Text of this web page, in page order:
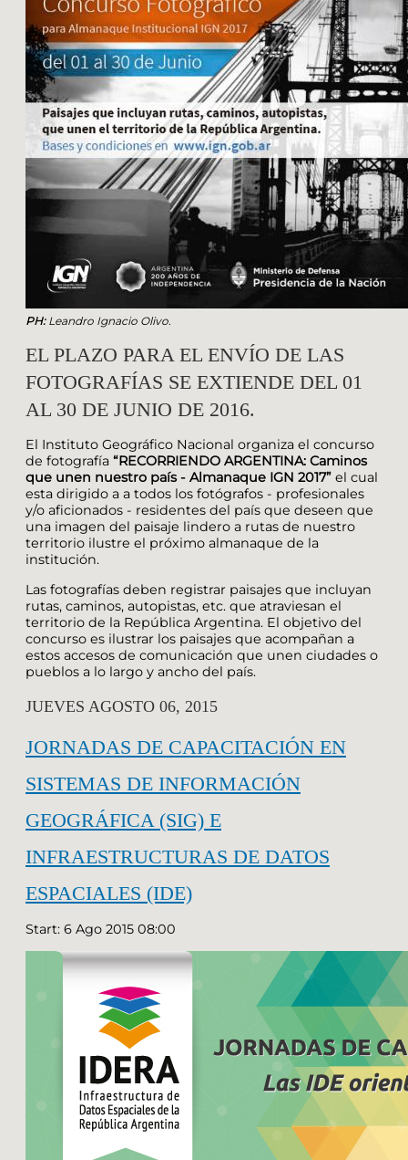
PH:Leandro Ignacio Olivo.
EL PLAZO PARA EL ENVÍO DE LAS
FOTOGRAFÍAS SE EXTIENDE DEL 01
AL 30 DE JUNIO DE 2016.
El Instituto Geográfico Nacional organiza el concurso
de fotografía “RECORRIENDO ARGENTINA: Caminos
que unen nuestro país - Almanaque IGN 2017” el cual
esta dirigido a a todos los fotógrafos - profesionales
y/o aficionados - residentes del país que deseen que
una imagen del paisaje lindero a rutas de nuestro
territorio ilustre el próximo almanaque de la
institución.
Las fotografías deben registrar paisajes que incluyan
rutas, caminos, autopistas, etc. que atraviesan el
territorio de la República Argentina. El objetivo del
concurso es ilustrar los paisajes que acompañan a
estos accesos de comunicación que unen ciudades o
pueblos a lo largo y ancho del país.
JUEVES AGOSTO 06, 2015
JORNADAS DE CAPACITACIÓN EN
SISTEMAS DE INFORMACIÓN
GEOGRÁFICA (SIG) E
INFRAESTRUCTURAS DE DATOS
ESPACIALES (IDE)
Start: 6 Ago 2015 08:00